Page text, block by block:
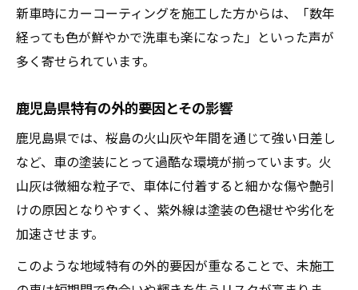
新車時にカーコーティングを施工した方からは、「数年
経っても色が鮮やかで洗車も楽になった」といった声が
多く寄せられています。
鹿児島県特有の外的要因とその影響
鹿児島県では、桜島の火山灰や年間を通じて強い日差し
など、車の塗装にとって過酷な環境が揃っています。火
山灰は微細な粒子で、車体に付着すると細かな傷や艶引
けの原因となりやすく、紫外線は塗装の色褪せや劣化を
加速させます。
このような地域特有の外的要因が重なることで、未施工